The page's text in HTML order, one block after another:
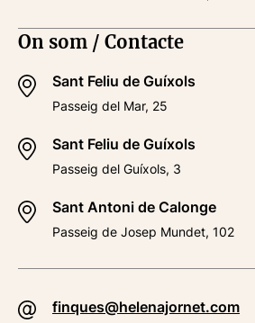
On som / Contacte
Sant Feliu de Guíxols
Passeig del Mar, 25
Sant Feliu de Guíxols
Passeig del Guíxols, 3
Sant Antoni de Calonge
Passeig de Josep Mundet, 102
finques@helenajornet.com